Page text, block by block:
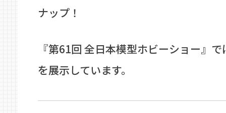
ナップ！
『第61回 全日本模型ホビーショー』
を展示しています。